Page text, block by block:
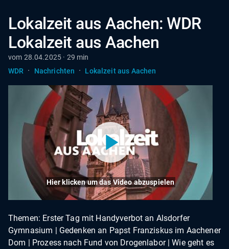
Lokalzeit aus Aachen: WDR
Lokalzeit aus Aachen
vom 28.04.2025 · 29 min
WDR
· Nachrichten · Lokalzeit aus Aachen
Hier klicken um das Video abzuspielen
Themen: Erster Tag mit Handyverbot an Alsdorfer
Gymnasium | Gedenken an Papst Franziskus im Aachener
Dom | Prozess nach Fund von Drogenlabor | Wie geht es